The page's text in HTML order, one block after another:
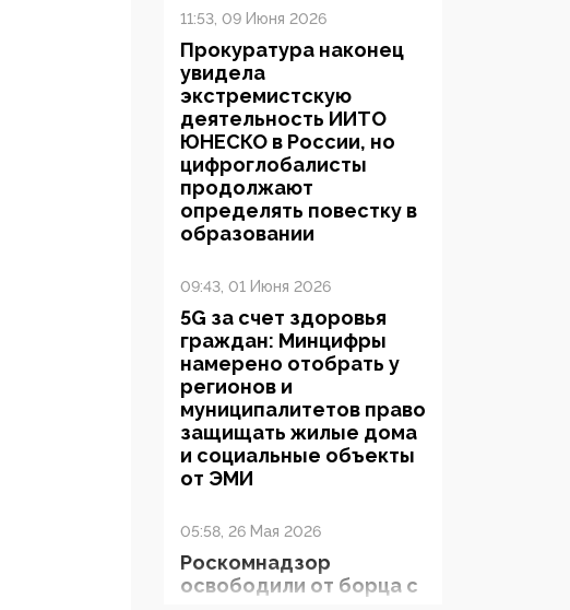
11:53, 09 Июня 2026
Прокуратура наконец
увидела
экстремистскую
деятельность ИИТО
ЮНЕСКО в России, но
цифроглобалисты
продолжают
определять повестку в
образовании
09:43, 01 Июня 2026
5G за счет здоровья
граждан: Минцифры
намерено отобрать у
регионов и
муниципалитетов право
защищать жилые дома
и социальные объекты
от ЭМИ
05:58, 26 Мая 2026
Роскомнадзор
освободили от борца с